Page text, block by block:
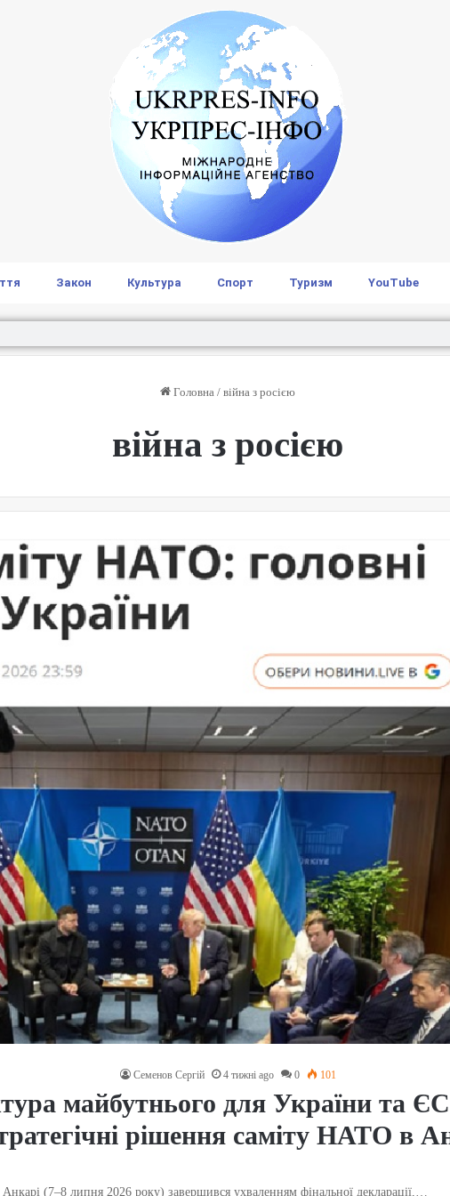
Закон Культура Спорт Туризм YouTube
Головна / війна з росією
війна з росією
Семенов Сергій 4 тижні ago 0 101
майбутнього для України та
рішення саміту НАТО в
(7–8 липня 2026 року) завершився ухваленням фінальної декларації,…